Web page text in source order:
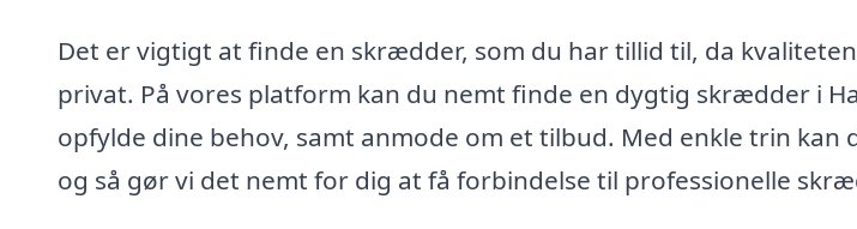
Det er vigtigt at finde en skrædder, som du har tillid til, da
privat. På vores platform kan du nemt finde en dygtig skrædder i
opfylde dine behov, samt anmode om et tilbud. Med enkle trin kan
og så gør vi det nemt for dig at få forbindelse til professionelle